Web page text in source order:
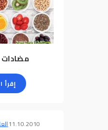
إقرأ
11.10.2010